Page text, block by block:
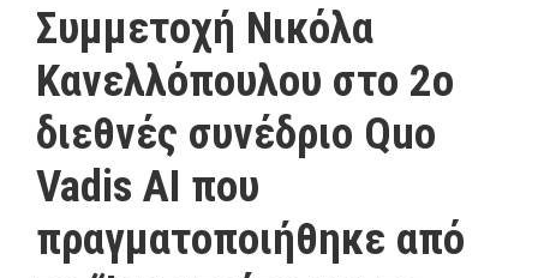
Συμμετοχή Νικόλα
Κανελλόπουλου στο 2ο
διεθνές συνέδριο Quo
Vadis AI που
πραγματοποιήθηκε από